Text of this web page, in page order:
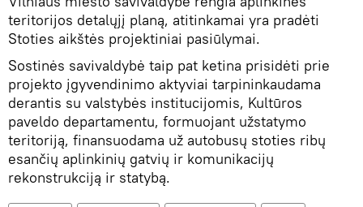
teritorijos detalųjį planą, atitinkamai yra pradėti
Stoties aikštės projektiniai pasiūlymai.
Sostinės savivaldybė taip pat ketina prisidėti prie
projekto įgyvendinimo aktyviai tarpininkaudama
derantis su valstybės institucijomis, Kultūros
paveldo departamentu, formuojant užstatymo
teritoriją, finansuodama už autobusų stoties ribų
esančių aplinkinių gatvių ir komunikacijų
rekonstrukciją ir statybą.